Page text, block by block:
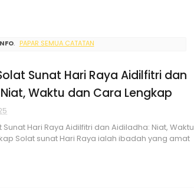
. PAPAR SEMUA CATATAN
Sunat Hari Raya Aidilfitri dan
Waktu dan Cara Lengkap
Sunat Hari Raya Aidilfitri dan Aidiladha: Niat, Waktu
Solat sunat Hari Raya ialah ibadah yang amat